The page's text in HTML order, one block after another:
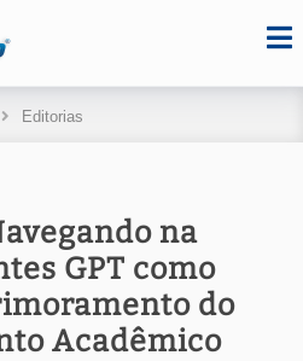
Editorias
na
GPT como
do
Acadêmico